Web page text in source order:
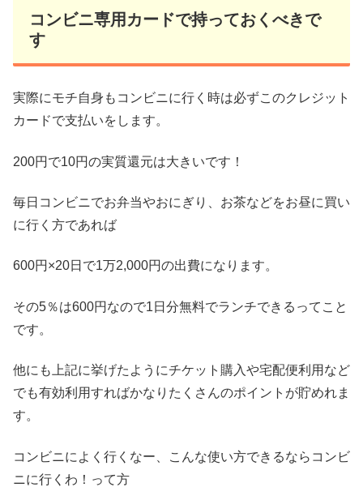
コンビニ専用カードで持っておくべきで
す
実際にモチ自身もコンビニに行く時は必ずこのクレジット
カードで支払いをします。
200円で10円の実質還元は大きいです！
毎日コンビニでお弁当やおにぎり、お茶などをお昼に買い
に行く方であれば
600円×20日で1万2,000円の出費になります。
その5％は600円なので1日分無料でランチできるってこと
です。
他にも上記に挙げたようにチケット購入や宅配便利用など
でも有効利用すればかなりたくさんのポイントが貯めれま
す。
コンビニによく行くなー、こんな使い方できるならコンビ
ニに行くわ！って方